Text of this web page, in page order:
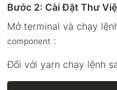
Bước 2: Cài Đặt Thư
Mở terminal và chạy
component :
Đối với yarn chạy lệnh